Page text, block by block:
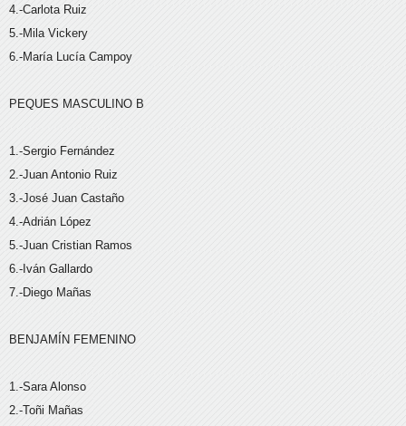
4.-Carlota Ruiz
5.-Mila Vickery
6.-María Lucía Campoy
PEQUES MASCULINO B
1.-Sergio Fernández
2.-Juan Antonio Ruiz
3.-José Juan Castaño
4.-Adrián López
5.-Juan Cristian Ramos
6.-Iván Gallardo
7.-Diego Mañas
BENJAMÍN FEMENINO
1.-Sara Alonso
2.-Toñi Mañas